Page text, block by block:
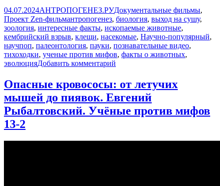
Опубликовано
04.07.2024Автор
АНТРОПОГЕНЕЗ.РУРубрики
Документальные фильмы,
Проект Zen-фильмМетки
антропогенез, биология, выход на сушу,
зоология, интересные факты, ископаемые животные,
кембрийский взрыв, клещи, насекомые, Научно-популярный,
научпоп, палеонтология, пауки, познавательные видео,
тихоходки, ученые против мифов, факты о животных,
эволюцияДобавить комментарий
загадка
эволюции
День
2-
Опасные кровососы: от летучих
мышей до пиявок. Евгений
Рыбалтовский. Учёные против мифов
13-2